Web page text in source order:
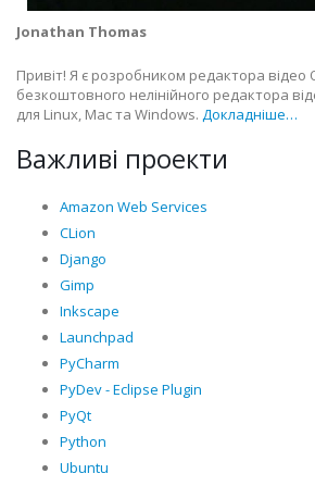
Jonathan Thomas
Привіт! Я є розробником редактора відео
безкоштовного нелінійного редактора
для Linux, Mac та Windows. Докладніше…
Важливі проекти
Amazon Web Services
CLion
Django
Gimp
Inkscape
Launchpad
PyCharm
PyDev - Eclipse Plugin
PyQt
Python
Ubuntu